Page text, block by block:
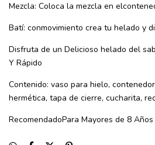
Mezcla: Coloca la mezcla en
Batí: conmovimiento crea tu helado y
Disfruta de un Delicioso helado del
Y Rápido
Contenido: vaso para hielo,
hermética, tapa de cierre, cucharita,
RecomendadoPara Mayores de 8 Años